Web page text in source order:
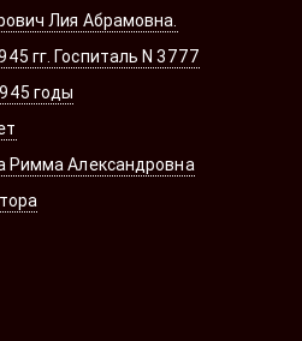
Лия Абрамовна.
гг. Госпиталь N 3777
годы
Римма Александровна